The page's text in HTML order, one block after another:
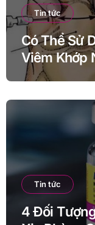
Tin tức
Có Thể Sử
Viêm Khớp
Tin tức
4 Đối